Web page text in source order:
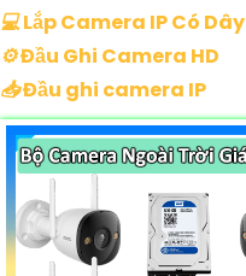
💻Lắp Camera IP Có Dây
⚙️Đầu Ghi Camera HD
📥Đầu ghi camera IP